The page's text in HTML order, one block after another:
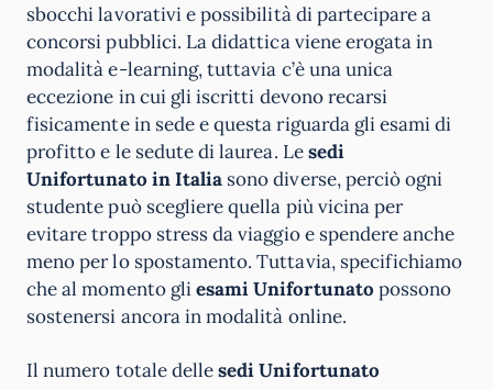
sbocchi lavorativi e possibilità di partecipare a
concorsi pubblici. La didattica viene erogata in
modalità e-learning, tuttavia c’è una unica
eccezione in cui gli iscritti devono recarsi
fisicamente in sede e questa riguarda gli esami di
profitto e le sedute di laurea. Lesedi
Unifortunato in Italia sono diverse, perciò ogni
studente può scegliere quella più vicina per
evitare troppo stress da viaggio e spendere anche
meno per lo spostamento. Tuttavia, specifichiamo
che al momento gliesami Unifortunato possono
sostenersi ancora in modalità online.
Il numero totale dellesedi Unifortunato